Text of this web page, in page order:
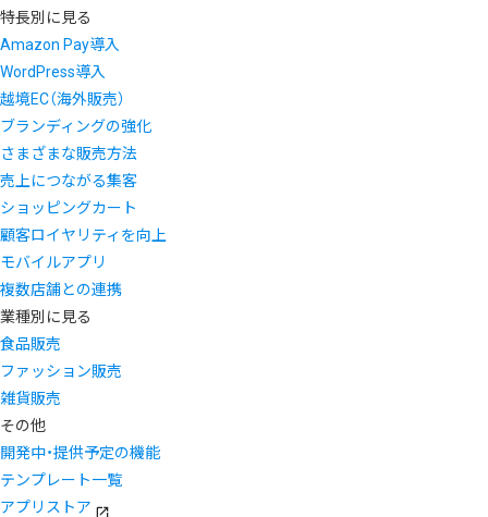
特長別に見る
Amazon Pay導入
WordPress導入
越境EC（海外販売）
ブランディングの強化
さまざまな販売方法
売上につながる集客
ショッピングカート
顧客ロイヤリティを向上
モバイルアプリ
複数店舗との連携
業種別に見る
食品販売
ファッション販売
雑貨販売
その他
開発中・提供予定の機能
テンプレート一覧
アプリストア